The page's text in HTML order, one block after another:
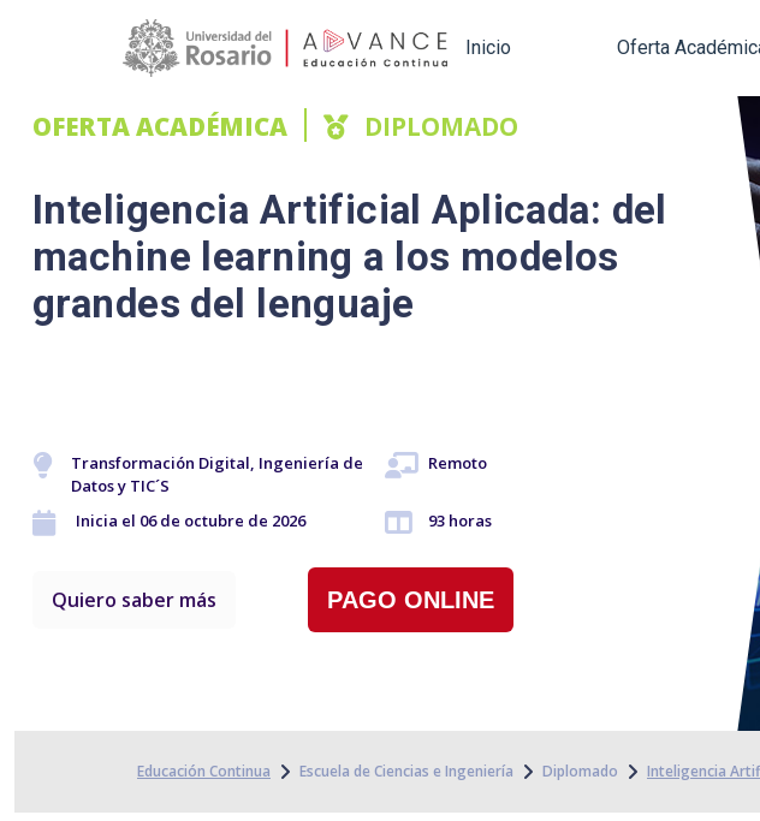
Main navigation
Inicio Oferta
OFERTA ACADÉMICA DIPLOMADO
Inteligencia Artificial Aplicada: del
machine learning a los modelos
grandes del lenguaje
Transformación Digital, Ingeniería de
Datos y TIC´S
Remoto
Inicia el 06 de octubre de 2026 93 horas
Quiero saber más PAGO ONLINE
Educación Continua Escuela de Ciencias e Ingeniería Diplomado Inteligencia